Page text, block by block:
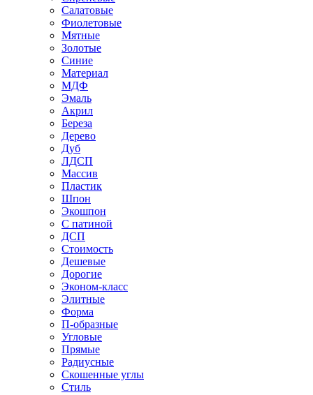
Салатовые
Фиолетовые
Мятные
Золотые
Синие
Материал
МДФ
Эмаль
Акрил
Береза
Дерево
Дуб
ЛДСП
Массив
Пластик
Шпон
Экошпон
С патиной
ДСП
Стоимость
Дешевые
Дорогие
Эконом-класс
Элитные
Форма
П-образные
Угловые
Прямые
Радиусные
Скошенные углы
Стиль